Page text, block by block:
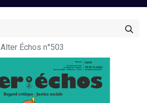
Alter Échos n°503